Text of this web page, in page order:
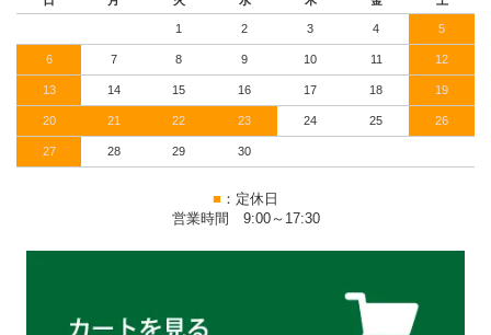
1 2 3 4 5
6 7 8 9 10 11 12
13 14 15 16 17 18 19
20 21 22 23 24 25 26
27 28 29 30
■ ：定休日
営業時間 9:00～17:30